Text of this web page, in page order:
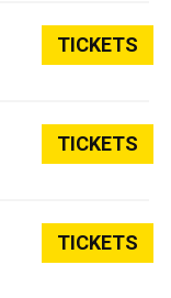
TICKETS
TICKETS
TICKETS